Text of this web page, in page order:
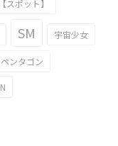
【スポット】
SM 宇宙少女
ペンタゴン